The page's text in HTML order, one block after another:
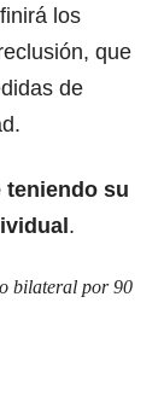
los
que
de
teniendo su
.
bilateral por 90